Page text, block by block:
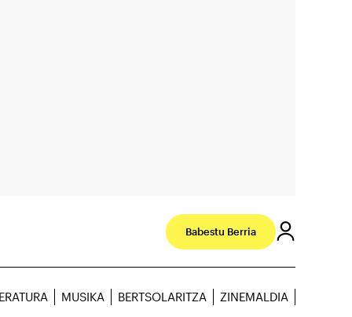
Babestu Berria
MUSIKA BERTSOLARITZA ZINEMALDIA